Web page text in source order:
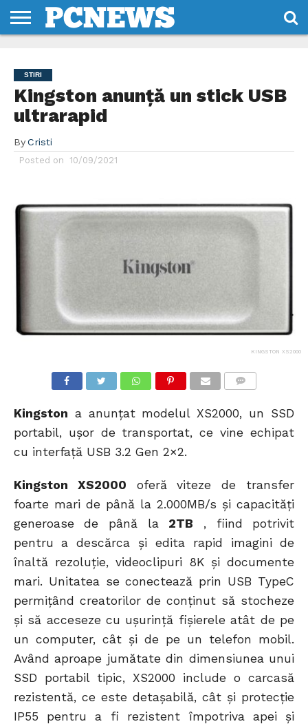
NOI
SI
CONDITII
STIRI
Kingston anunţă un stick USB
ultrarapid
By Cristi
Posted on 10/09/2021
KINGSTON XS2000
Kingston a anunţat modelul XS2000, un SSD
portabil, uşor de transportat, ce vine echipat
cu interfaţă USB 3.2 Gen 2×2.
Kingston XS2000 oferă viteze de transfer
foarte mari de până la 2.000MB/s şi capacităţi
generoase de până la 2TB , fiind potrivit
pentru a descărca şi edita rapid imagini de
înaltă rezoluţie, videoclipuri 8K şi documente
mari. Unitatea se conectează prin USB TypeC
permiţând creatorilor de conţinut să stocheze
şi să acceseze cu uşurinţă fişierele atât de pe
un computer, cât şi de pe un telefon mobil.
Având aproape jumătate din dimensiunea unui
SSD portabil tipic, XS2000 include o carcasă
rezistentă, ce este detaşabilă, cât şi protecţie
IP55 pentru a fi rezistent împotriva apei şi